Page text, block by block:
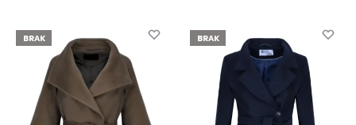
BRAK BRAK